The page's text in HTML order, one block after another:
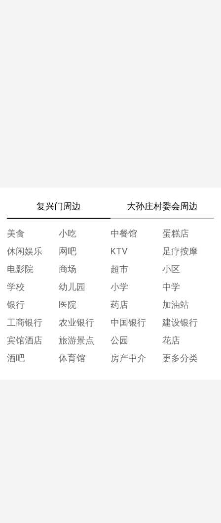
复兴门周边 大孙庄村委会周边
美食 小吃 中餐馆
蛋糕店
休闲娱乐
网吧 KTV
足疗按摩
电影院
商场 超市
小区
学校
幼儿园 小学
中学
银行
医院 药店
加油站
工商银行
农业银行 中国银行
建设银行
宾馆酒店
旅游景点 公园
花店
酒吧
体育馆 房产中介 更多分类